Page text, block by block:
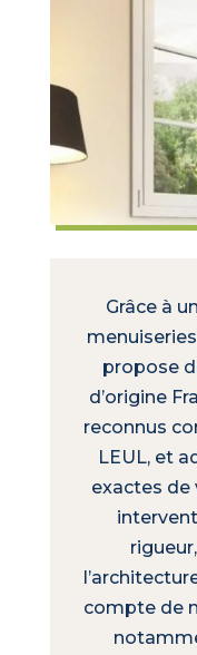
Grâce à
propose
d’origine
reconnus
LEUL, et
exactes de
compte de